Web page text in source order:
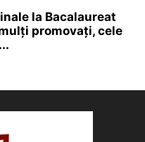
la Bacalaureat
promovați, cele